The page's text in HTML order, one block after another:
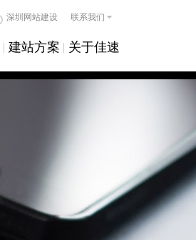
深圳网站建设 联系我们
建站方案 关于佳速